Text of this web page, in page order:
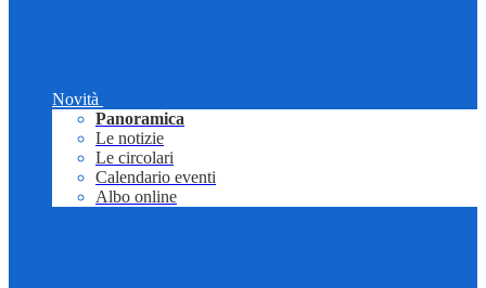
Novità
Panoramica
Le notizie
Le circolari
Calendario eventi
Albo online